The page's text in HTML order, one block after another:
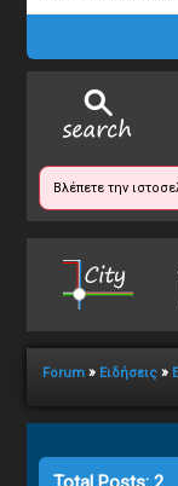
Βλέπετε την
Forum » Ειδήσεις »